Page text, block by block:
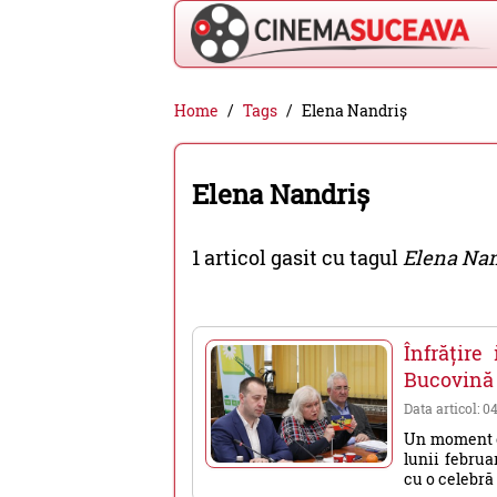
Cinema
Suceava
-
filme
cinema,
evenimente
din
Suceava
Home Tags Elena Nandriș
Elena Nandriș
1 articol gasit cu tagulElena
Înfrățire
Bucovină
Data articol:
Un moment
lunii
cu o